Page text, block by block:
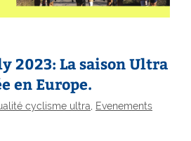
2023: La saison Ultra
en Europe.
cyclisme ultra
Evenements